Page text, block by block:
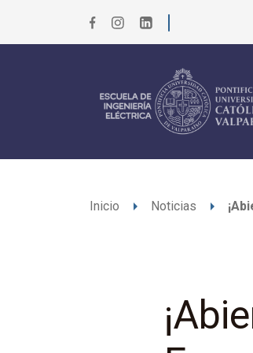
Inicio arrow_right Noticias arrow_right